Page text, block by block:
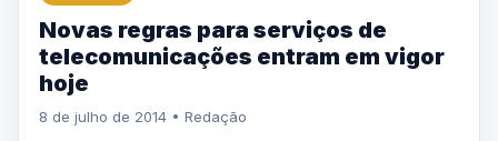
Novas regras para serviços de
telecomunicações entram em vigor
hoje
8 de julho de 2014 • Redação